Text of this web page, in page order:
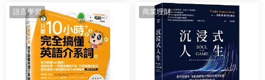
語言學習 商業理財